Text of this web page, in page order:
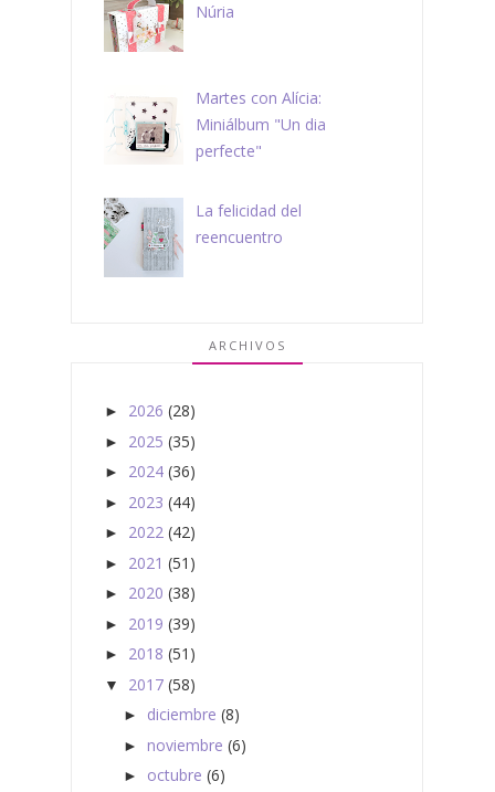
Núria
Martes con Alícia:
Miniálbum "Un dia
perfecte"
La felicidad del
reencuentro
ARCHIVOS
► 2026 (28)
► 2025 (35)
► 2024 (36)
► 2023 (44)
► 2022 (42)
► 2021 (51)
► 2020 (38)
► 2019 (39)
► 2018 (51)
▼ 2017 (58)
► diciembre (8)
► noviembre (6)
► octubre (6)